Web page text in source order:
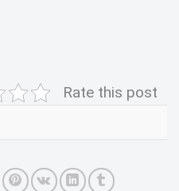
Rate this post